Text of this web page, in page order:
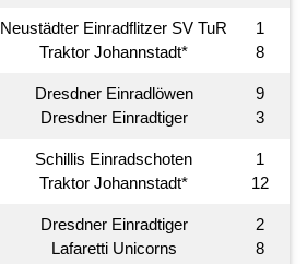
Neustädter Einradflitzer SV TuR
Traktor Johannstadt*
1
8
Dresdner Einradlöwen
Dresdner Einradtiger
9
3
Schillis Einradschoten
Traktor Johannstadt*
1
12
Dresdner Einradtiger
Lafaretti Unicorns
2
8